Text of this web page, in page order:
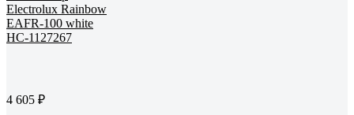
4 605 ₽